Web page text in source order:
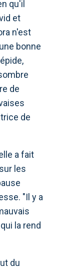
qu'il
et
n'est
bonne
de
de
a fait
les
"Il y a
la rend
du